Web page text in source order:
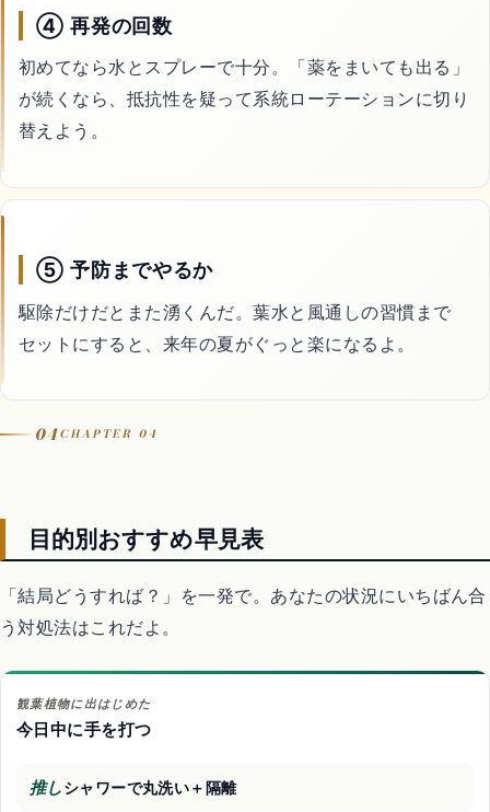
④ 再発の回数
初めてなら水とスプレーで十分。「薬をまいても出る」
が続くなら、抵抗性を疑って系統ローテーションに切り
替えよう。
⑤ 予防までやるか
駆除だけだとまた湧くんだ。葉水と風通しの習慣まで
セットにすると、来年の夏がぐっと楽になるよ。
04CHAPTER 04
目的別おすすめ早見表
「結局どうすれば？」を一発で。あなたの状況にいちばん合
う対処法はこれだよ。
観葉植物に出はじめた
今日中に手を打つ
推しシャワーで丸洗い＋隔離